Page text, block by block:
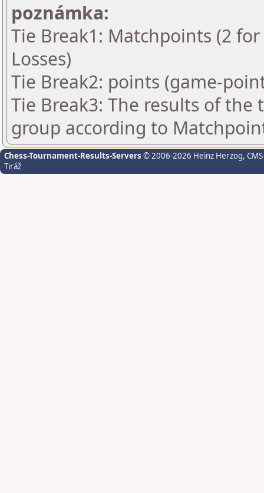
poznámka:
Tie Break1: Matchpoints (2
Losses)
Tie Break2: points (game-
Tie Break3: The results of
group according to
Chess-Tournament-Results-Servers © 2006-2026 Heinz Herzog,
Tiráž